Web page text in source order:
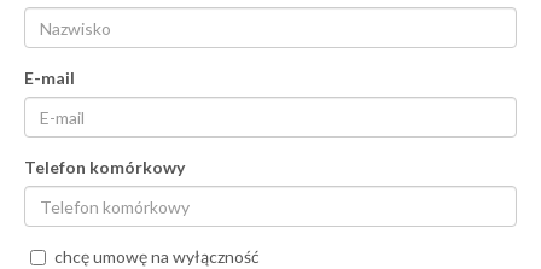
E-mail
Telefon komórkowy
chcę umowę na wyłączność